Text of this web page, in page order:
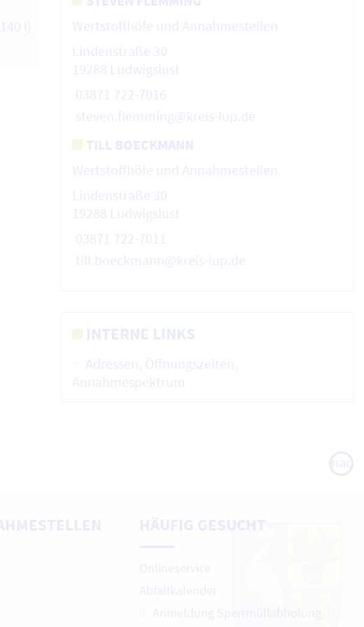
l)
Wertstoffhöfe und Annahmestellen
Lindenstraße 30
19288 Ludwigslust
03871 722-7016
steven.flemming@kreis-lup.de
TILL BOECKMANN
Wertstoffhöfe und Annahmestellen
Lindenstraße 30
19288 Ludwigslust
03871 722-7011
till.boeckmann@kreis-lup.de
INTERNE LINKS
Adressen, Öffnungszeiten,
Annahmespektrum
nach
oben
HÄUFIG GESUCHT
Onlineservice
Abfallkalender
Anmeldung Sperrmüllabholung